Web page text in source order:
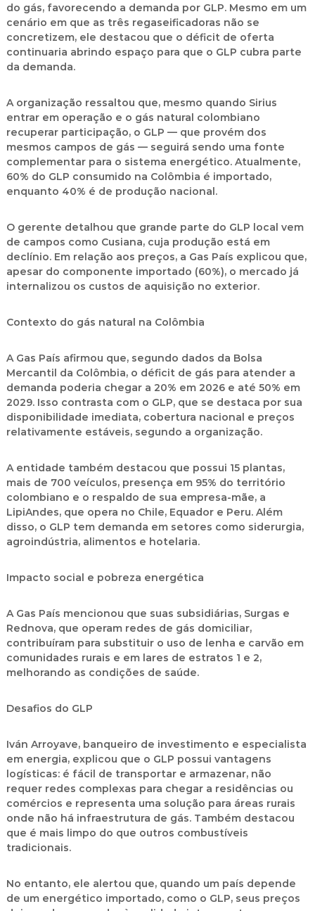
do gás, favorecendo a demanda por GLP. Mesmo em um
cenário em que as três regaseificadoras não se
concretizem, ele destacou que o déficit de oferta
continuaria abrindo espaço para que o GLP cubra parte
da demanda.
A organização ressaltou que, mesmo quando Sirius
entrar em operação e o gás natural colombiano
recuperar participação, o GLP — que provém dos
mesmos campos de gás — seguirá sendo uma fonte
complementar para o sistema energético. Atualmente,
60% do GLP consumido na Colômbia é importado,
enquanto 40% é de produção nacional.
O gerente detalhou que grande parte do GLP local vem
de campos como Cusiana, cuja produção está em
declínio. Em relação aos preços, a Gas País explicou que,
apesar do componente importado (60%), o mercado já
internalizou os custos de aquisição no exterior.
Contexto do gás natural na Colômbia
A Gas País afirmou que, segundo dados da Bolsa
Mercantil da Colômbia, o déficit de gás para atender a
demanda poderia chegar a 20% em 2026 e até 50% em
2029. Isso contrasta com o GLP, que se destaca por sua
disponibilidade imediata, cobertura nacional e preços
relativamente estáveis, segundo a organização.
A entidade também destacou que possui 15 plantas,
mais de 700 veículos, presença em 95% do território
colombiano e o respaldo de sua empresa-mãe, a
LipiAndes, que opera no Chile, Equador e Peru. Além
disso, o GLP tem demanda em setores como siderurgia,
agroindústria, alimentos e hotelaria.
Impacto social e pobreza energética
A Gas País mencionou que suas subsidiárias, Surgas e
Rednova, que operam redes de gás domiciliar,
contribuíram para substituir o uso de lenha e carvão em
comunidades rurais e em lares de estratos 1 e 2,
melhorando as condições de saúde.
Desafios do GLP
Iván Arroyave, banqueiro de investimento e especialista
em energia, explicou que o GLP possui vantagens
logísticas: é fácil de transportar e armazenar, não
requer redes complexas para chegar a residências ou
comércios e representa uma solução para áreas rurais
onde não há infraestrutura de gás. Também destacou
que é mais limpo do que outros combustíveis
tradicionais.
No entanto, ele alertou que, quando um país depende
de um energético importado, como o GLP, seus preços